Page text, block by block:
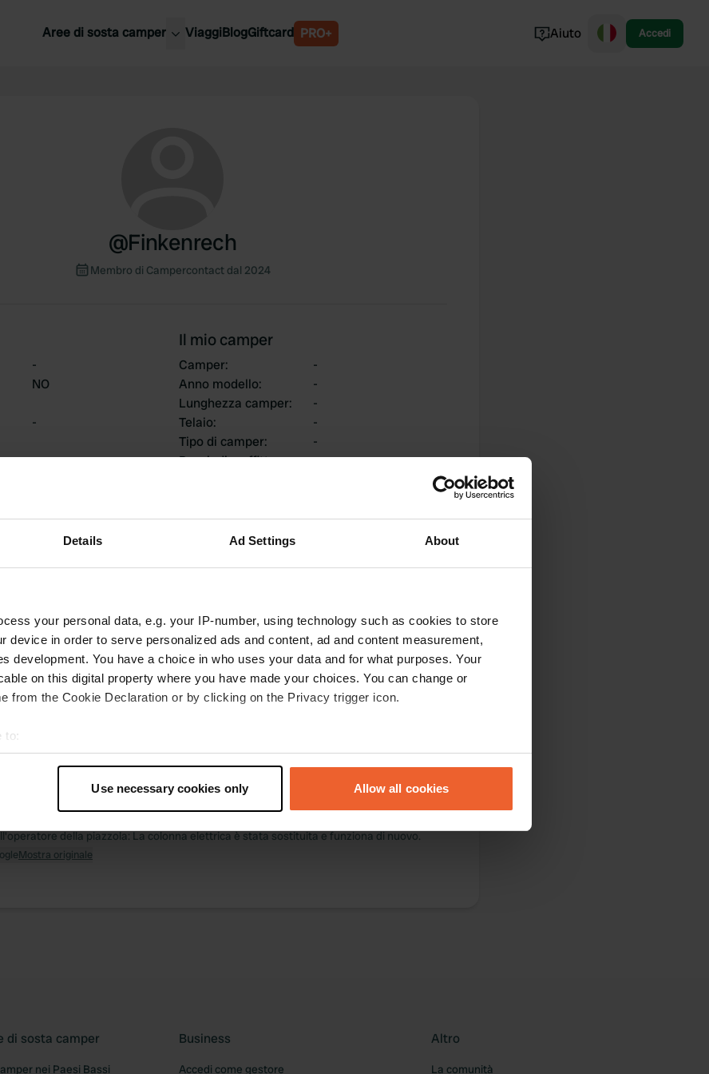
Details Ad Settings About
your personal data, e.g. your IP-number, using technology such as cookies to store
device in order to serve personalized ads and content, ad and content measurement,
development. You have a choice in who uses your data and for what purposes. Your
on this digital property where you have made your choices. You can change or
from the Cookie Declaration or by clicking on the Privacy trigger icon.
to:
geographical location which can be accurate to within several meters
data is processed and set your preferences in the
content and ads, to provide social media features and to analyse our traffic. We also share
site with our social media, advertising and analytics partners who may combine it with
Use necessary cookies only Allow all cookies
Aree di sosta camper ViaggiBlogGiftcard PRO+ Aiuto Accedi
@Finkenrech
Membro di Campercontact dal 2024
-
NO
-
Il mio camper
Camper:
-
Anno modello:
-
Lunghezza camper:
-
Telaio:
-
Tipo di camper:
-
Possiedi o affittare un -
1
Recensioni
0
Modifiche
0
Foto
Foto Recensioni
quasi 2 anni fa
della piazzola: La colonna elettrica è stata sostituita e funziona di nuovo.
Mostra originale
di sosta camper
nei Paesi Bassi
Business
Accedi come gestore
Altro
La comunità